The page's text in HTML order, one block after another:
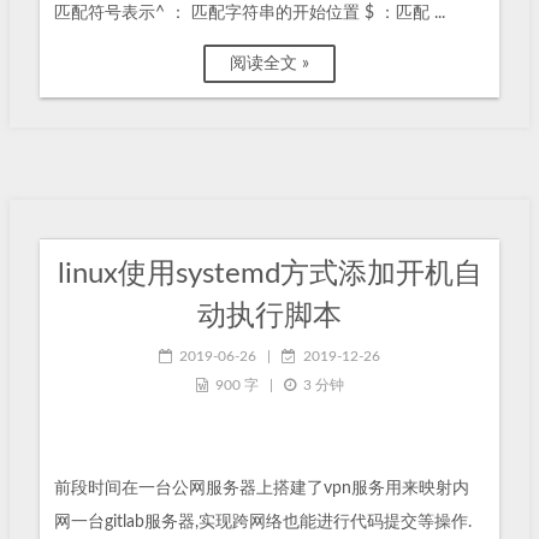
匹配符号表示^ ： 匹配字符串的开始位置 $ ：匹配 ...
阅读全文 »
linux使用systemd方式添加开机自
动执行脚本
2019-06-26
2019-12-26
900 字
3 分钟
前段时间在一台公网服务器上搭建了vpn服务用来映射内
网一台gitlab服务器,实现跨网络也能进行代码提交等操作.